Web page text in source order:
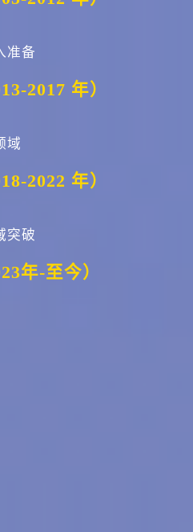
有二十余年坚持推进 6S 管理与
，实现硬实力与软实力的协同提
准备
2017 年）
域
2022 年）
突破
年-至今）